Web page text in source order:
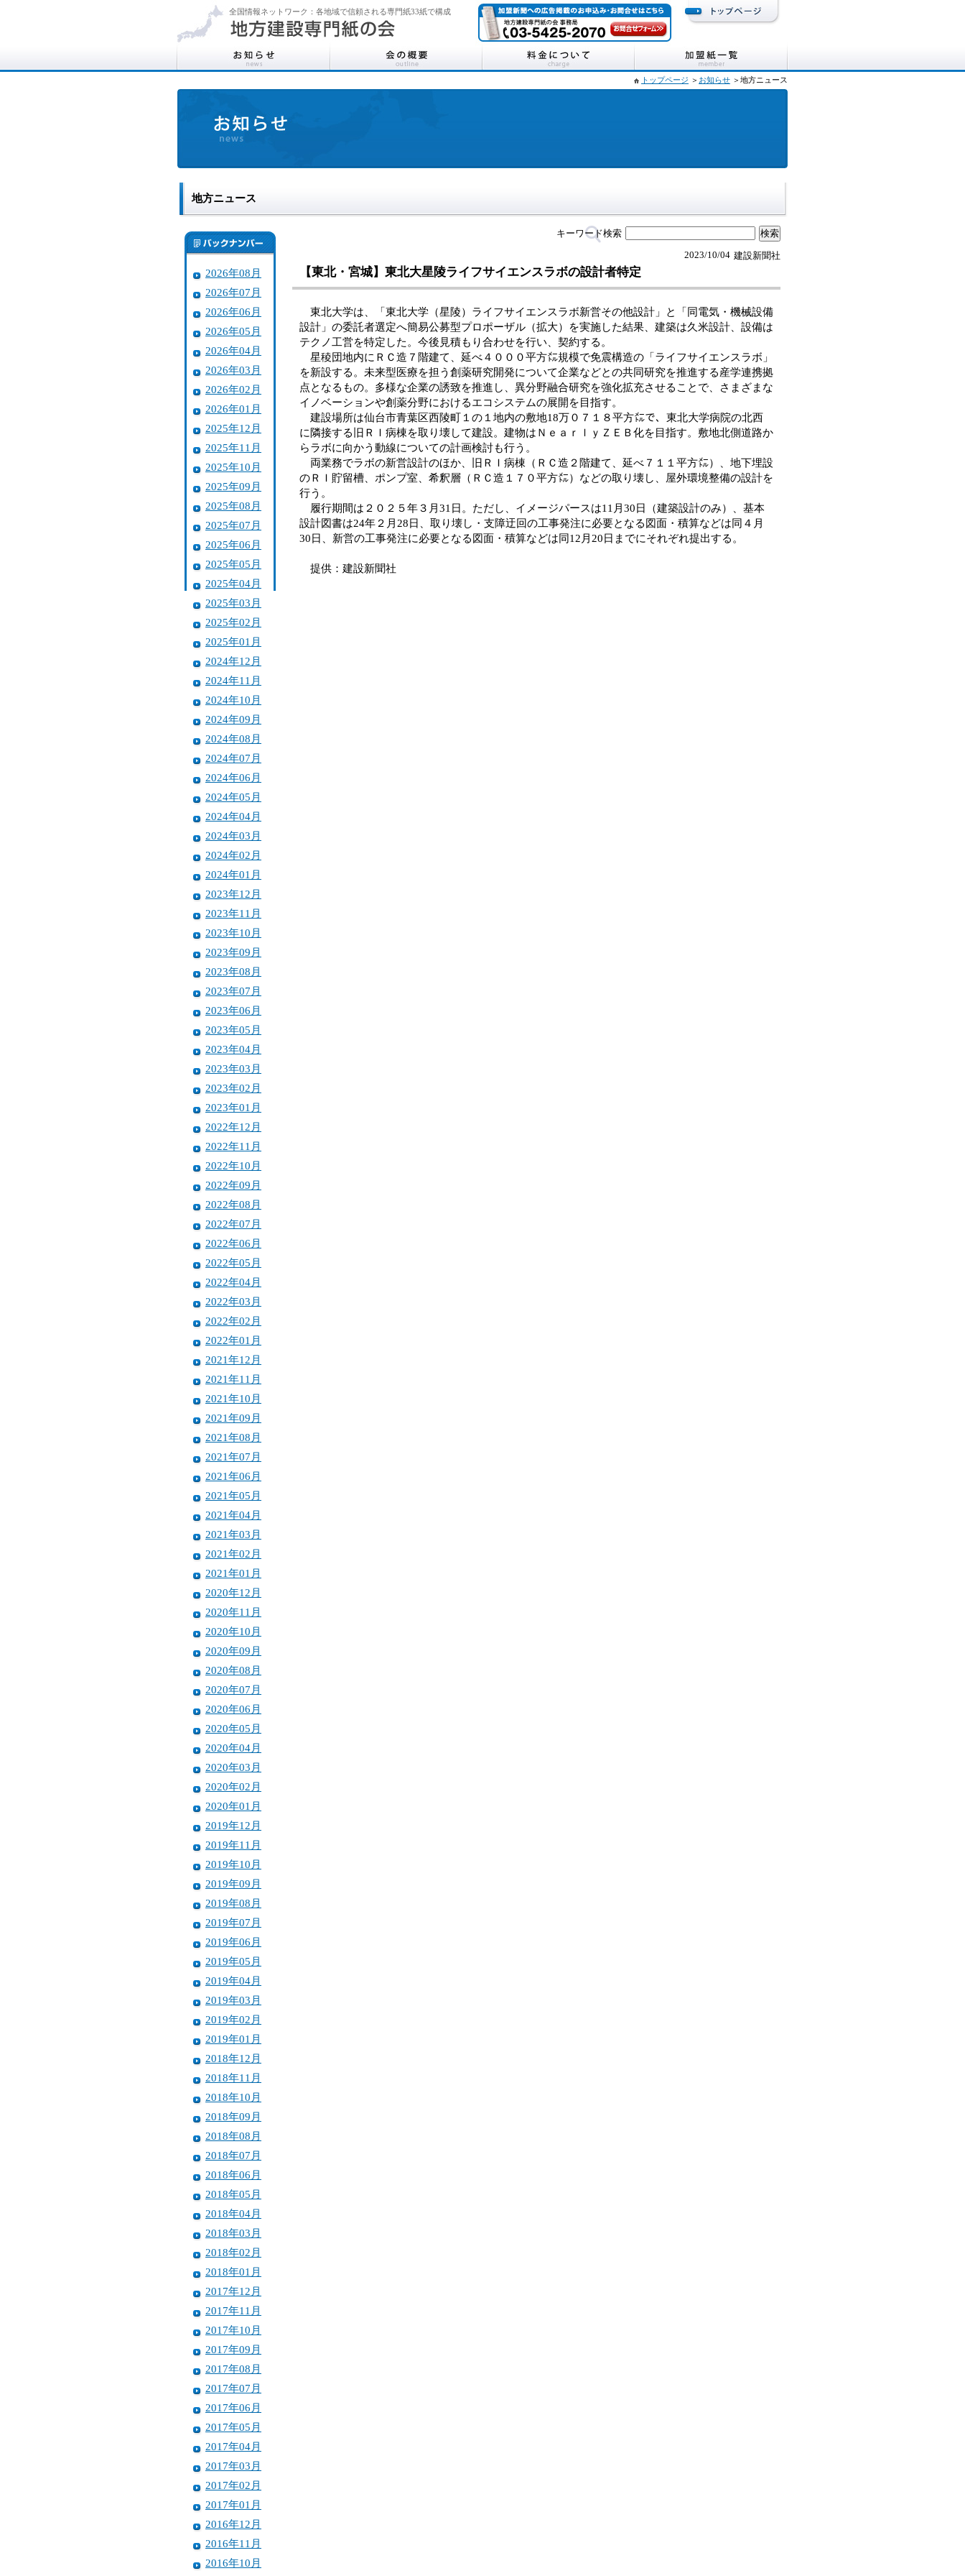
全国情報ネットワーク：各地域で信頼される専門紙33紙で構成
トップページ ＞ お知らせ ＞地方ニュース
地方ニュース
2026年08月
2026年07月
2026年06月
2026年05月
2026年04月
2026年03月
2026年02月
2026年01月
2025年12月
2025年11月
2025年10月
2025年09月
2025年08月
2025年07月
2025年06月
2025年05月
2025年04月
2025年03月
2025年02月
2025年01月
2024年12月
2024年11月
2024年10月
2024年09月
2024年08月
2024年07月
2024年06月
2024年05月
2024年04月
2024年03月
2024年02月
2024年01月
2023年12月
2023年11月
2023年10月
2023年09月
2023年08月
2023年07月
2023年06月
2023年05月
2023年04月
2023年03月
2023年02月
2023年01月
2022年12月
2022年11月
2022年10月
2022年09月
2022年08月
2022年07月
2022年06月
2022年05月
2022年04月
2022年03月
2022年02月
2022年01月
2021年12月
2021年11月
2021年10月
2021年09月
2021年08月
2021年07月
2021年06月
2021年05月
2021年04月
2021年03月
2021年02月
2021年01月
2020年12月
2020年11月
2020年10月
2020年09月
2020年08月
2020年07月
2020年06月
2020年05月
2020年04月
2020年03月
2020年02月
2020年01月
2019年12月
2019年11月
2019年10月
2019年09月
2019年08月
2019年07月
2019年06月
2019年05月
2019年04月
2019年03月
2019年02月
2019年01月
2018年12月
2018年11月
2018年10月
2018年09月
2018年08月
2018年07月
2018年06月
2018年05月
2018年04月
2018年03月
2018年02月
2018年01月
2017年12月
2017年11月
2017年10月
2017年09月
2017年08月
2017年07月
2017年06月
2017年05月
2017年04月
2017年03月
2017年02月
2017年01月
2016年12月
2016年11月
2016年10月
キーワード検索
建設新聞社
2023/10/04
【東北・宮城】東北大星陵ライフサイエンスラボの設計者特定
東北大学は、「東北大学（星陵）ライフサイエンスラボ新営その他設計」と「同電気・機械設備
設計」の委託者選定へ簡易公募型プロポーザル（拡大）を実施した結果、建築は久米設計、設備は
テクノ工営を特定した。今後見積もり合わせを行い、契約する。
星稜団地内にＲＣ造７階建て、延べ４０００平方㍍規模で免震構造の「ライフサイエンスラボ」
を新設する。未来型医療を担う創薬研究開発について企業などとの共同研究を推進する産学連携拠
点となるもの。多様な企業の誘致を推進し、異分野融合研究を強化拡充させることで、さまざまな
イノベーションや創薬分野におけるエコシステムの展開を目指す。
建設場所は仙台市青葉区西陵町１の１地内の敷地18万０７１８平方㍍で、東北大学病院の北西
に隣接する旧ＲＩ病棟を取り壊して建設。建物はＮｅａｒｌｙＺＥＢ化を目指す。敷地北側道路か
らラボに向かう動線についての計画検討も行う。
両業務でラボの新営設計のほか、旧ＲＩ病棟（ＲＣ造２階建て、延べ７１１平方㍍）、地下埋設
のＲＩ貯留槽、ポンプ室、希釈層（ＲＣ造１７０平方㍍）などの取り壊し、屋外環境整備の設計を
行う。
履行期間は２０２５年３月31日。ただし、イメージパースは11月30日（建築設計のみ）、基本
設計図書は24年２月28日、取り壊し・支障迂回の工事発注に必要となる図面・積算などは同４月
30日、新営の工事発注に必要となる図面・積算などは同12月20日までにそれぞれ提出する。
提供：建設新聞社